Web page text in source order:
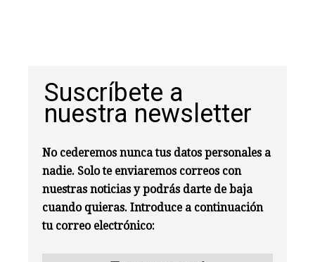
Suscríbete a
nuestra newsletter
No cederemos nunca tus datos personales a
nadie. Solo te enviaremos correos con
nuestras noticias y podrás darte de baja
cuando quieras. Introduce a continuación
tu correo electrónico: